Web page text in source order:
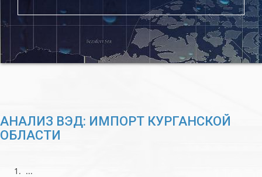
АНАЛИЗ ВЭД: ИМПОРТ КУРГАНСКОЙ
ОБЛАСТИ
...